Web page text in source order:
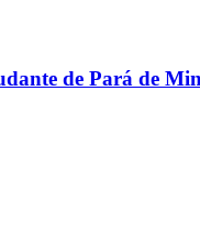
de Pará de